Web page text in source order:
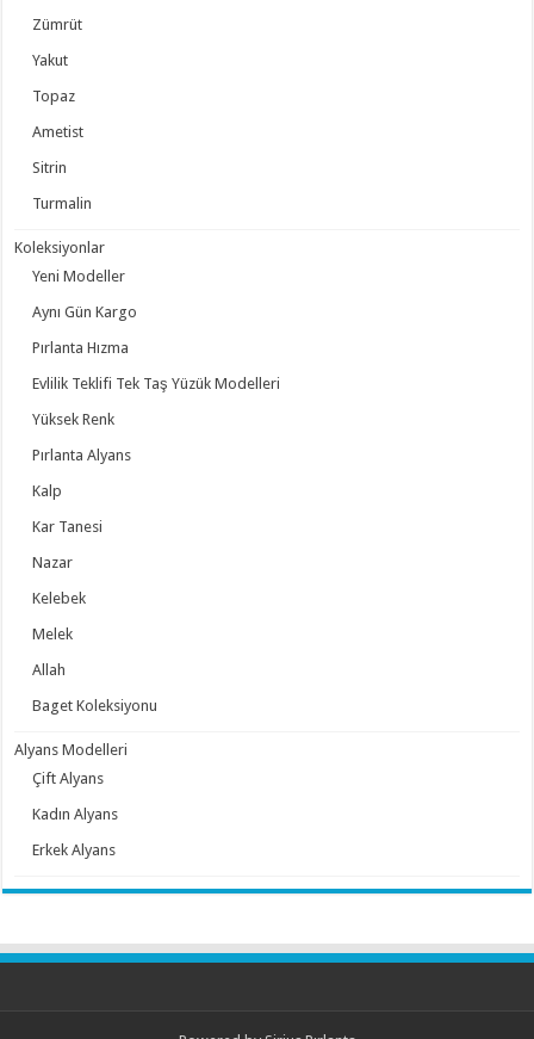
Zümrüt
Yakut
Topaz
Ametist
Sitrin
Turmalin
Koleksiyonlar
Yeni Modeller
Aynı Gün Kargo
Pırlanta Hızma
Evlilik Teklifi Tek Taş Yüzük Modelleri
Yüksek Renk
Pırlanta Alyans
Kalp
Kar Tanesi
Nazar
Kelebek
Melek
Allah
Baget Koleksiyonu
Alyans Modelleri
Çift Alyans
Kadın Alyans
Erkek Alyans